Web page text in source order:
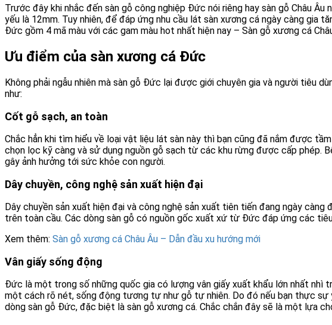
Trước đây khi nhắc đến sàn gỗ công nghiệp Đức nói riêng hay sàn gỗ Châu
yếu là 12mm. Tuy nhiên, để đáp ứng nhu cầu lát sàn xương cá ngày càng gia
Đức gồm 4 mã màu với các gam màu hot nhất hiện nay – Sàn gỗ xương cá
Ưu điểm của sàn xương cá Đức
Không phải ngẫu nhiên mà sàn gỗ Đức lại được giới chuyên gia và người tiêu
như:
Cốt gỗ sạch, an toàn
Chắc hẳn khi tìm hiểu về loại vật liệu lát sàn này thì bạn cũng đã nắm được
chọn lọc kỹ càng và sử dụng nguồn gỗ sạch từ các khu rừng được cấp phép.
gây ảnh hưởng tới sức khỏe con người.
Dây chuyền, công nghệ sản xuất hiện đại
Dây chuyền sản xuất hiện đại và công nghệ sản xuất tiên tiến đang ngày
trên toàn cầu. Các dòng sàn gỗ có nguồn gốc xuất xứ từ Đức đáp ứng các
Xem thêm: Sàn gỗ xương cá Châu Âu – Dẫn đầu xu hướng mới
Vân giấy sống động
Đức là một trong số những quốc gia có lượng vân giấy xuất khẩu lớn nhất nhì
một cách rõ nét, sống động tương tự như gỗ tự nhiên. Do đó nếu bạn thực
dòng sàn gỗ Đức, đặc biệt là sàn gỗ xương cá. Chắc chắn đây sẽ là một lựa